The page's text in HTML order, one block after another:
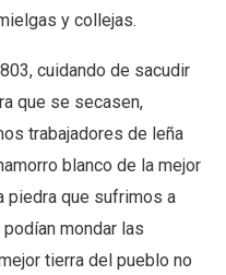
y collejas.
cuidando de sacudir
que se secasen,
trabajadores de leña
blanco de la mejor
piedra que sufrimos a
mondar las
tierra del pueblo no